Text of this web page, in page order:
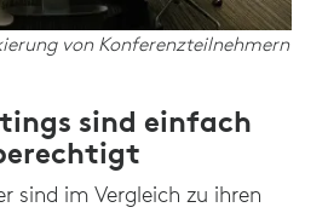
von Konferenzteilnehmern
sind einfach
sind im Vergleich zu ihren